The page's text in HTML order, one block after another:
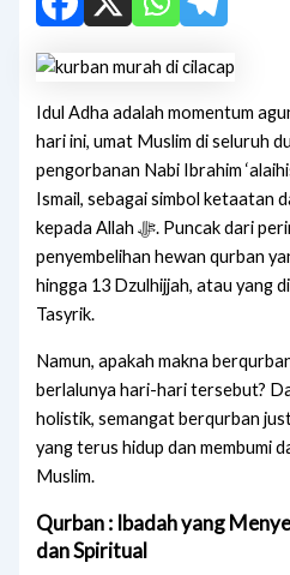
Idul Adha adalah momentum
hari ini, umat Muslim di seluruh
pengorbanan Nabi Ibrahim
Ismail, sebagai simbol ketaatan
kepada Allah ﷻ. Puncak dari peringatan ini ditandai dengan
penyembelihan hewan qurban
hingga 13 Dzulhijjah, atau yang
Tasyrik.
Namun, apakah makna
berlalunya hari-hari tersebut?
holistik, semangat berqurban
yang terus hidup dan membumi
Muslim.
Qurban : Ibadah yang
dan Spiritual